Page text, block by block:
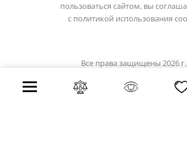
пользоваться сайтом, вы
с политикой использования
Все права защищены 2026 г.